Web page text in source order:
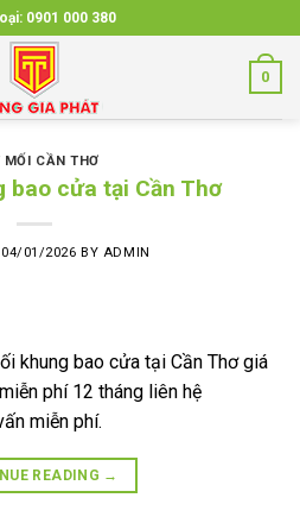
0901 000 380
0
MỐI CẦN THƠ
bao cửa tại Cần Thơ
04/01/2026 BY ADMIN
khung bao cửa tại Cần Thơ giá
phí 12 tháng liên hệ
miễn phí.
READING →